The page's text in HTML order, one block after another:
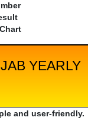
YEARLY
and user-friendly.